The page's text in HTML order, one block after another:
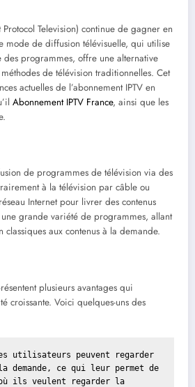
Protocol Television) continue de gagner en
mode de diffusion télévisuelle, qui utilise
des programmes, offre une alternative
de télévision traditionnelles. Cet
actuelles de l’abonnement IPTV en
Abonnement IPTV France, ainsi que les
de programmes de télévision via des
à la télévision par câble ou
Internet pour livrer des contenus
grande variété de programmes, allant
classiques aux contenus à la demande.
plusieurs avantages qui
croissante. Voici quelques-uns des
utilisateurs peuvent regarder
demande, ce qui leur permet de
ils veulent regarder la